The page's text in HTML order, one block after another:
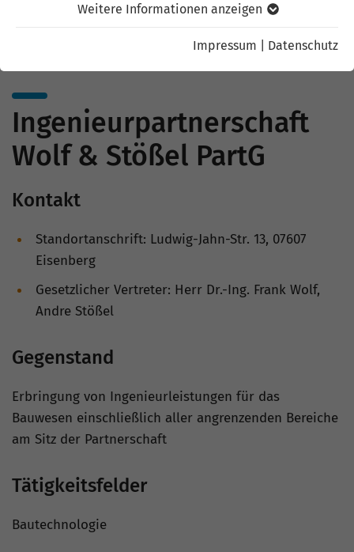
Weitere Informationen anzeigen
Impressum Datenschutz
Ingenieurpartnerschaft
Wolf & Stößel PartG
Kontakt
Standortanschrift: Ludwig-Jahn-Str. 13, 07607
Eisenberg
Gesetzlicher Vertreter: Herr Dr.-Ing. Frank Wolf,
Andre Stößel
Gegenstand
Erbringung von Ingenieurleistungen für das
Bauwesen einschließlich aller angrenzenden Bereiche
am Sitz der Partnerschaft
Tätigkeitsfelder
Bautechnologie